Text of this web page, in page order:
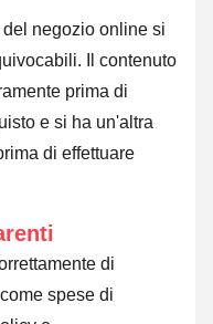
del negozio online si
Il contenuto
prima di
e si ha un'altra
di effettuare
di
spese di